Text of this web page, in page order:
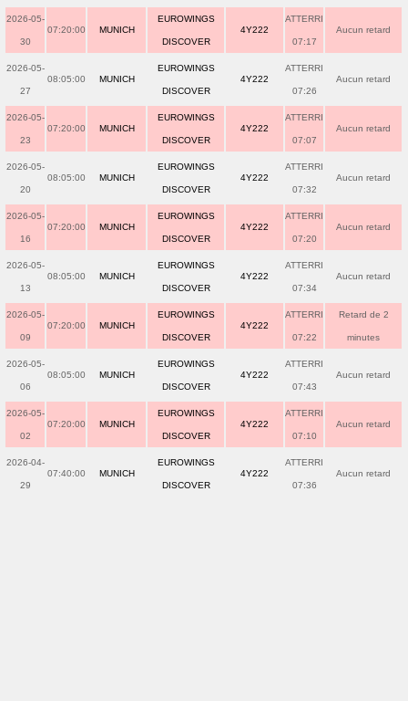
2026-05-
30
07:20:00 MUNICH
EUROWINGS
DISCOVER
4Y222
ATTERRI
07:17
Aucun retard
2026-05-
27
08:05:00 MUNICH
EUROWINGS
DISCOVER
4Y222
ATTERRI
07:26
Aucun retard
2026-05-
23
07:20:00 MUNICH
EUROWINGS
DISCOVER
4Y222
ATTERRI
07:07
Aucun retard
2026-05-
20
08:05:00 MUNICH
EUROWINGS
DISCOVER
4Y222
ATTERRI
07:32
Aucun retard
2026-05-
16
07:20:00 MUNICH
EUROWINGS
DISCOVER
4Y222
ATTERRI
07:20
Aucun retard
2026-05-
13
08:05:00 MUNICH
EUROWINGS
DISCOVER
4Y222
ATTERRI
07:34
Aucun retard
2026-05-
09
07:20:00 MUNICH
EUROWINGS
DISCOVER
4Y222
ATTERRI
07:22
Retard de 2
minutes
2026-05-
06
08:05:00 MUNICH
EUROWINGS
DISCOVER
4Y222
ATTERRI
07:43
Aucun retard
2026-05-
02
07:20:00 MUNICH
EUROWINGS
DISCOVER
4Y222
ATTERRI
07:10
Aucun retard
2026-04-
29
07:40:00 MUNICH
EUROWINGS
DISCOVER
4Y222
ATTERRI
07:36
Aucun retard